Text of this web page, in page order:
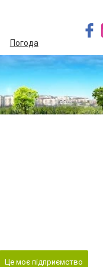
Погода
Це моє підприємство